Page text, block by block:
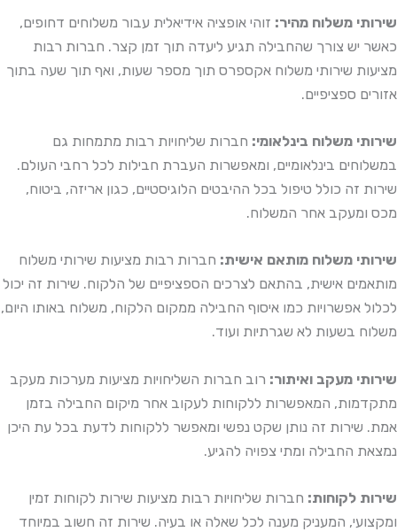
שירותי משלוח מהיר: זוהי אופציה אידיאלית עבור משלוחים דחופים,
כאשר יש צורך שהחבילה תגיע ליעדה תוך זמן קצר. חברות רבות
מציעות שירותי משלוח אקספרס תוך מספר שעות, ואף תוך שעה בתוך
אזורים ספציפיים.
שירותי משלוח בינלאומי: חברות שליחויות רבות מתמחות גם
במשלוחים בינלאומיים, ומאפשרות העברת חבילות לכל רחבי העולם.
שירות זה כולל טיפול בכל ההיבטים הלוגיסטיים, כגון אריזה, ביטוח,
מכס ומעקב אחר המשלוח.
שירותי משלוח מותאם אישית: חברות רבות מציעות שירותי משלוח
מותאמים אישית, בהתאם לצרכים הספציפיים של הלקוח. שירות זה יכול
לכלול אפשרויות כמו איסוף החבילה ממקום הלקוח, משלוח באותו היום,
משלוח בשעות לא שגרתיות ועוד.
שירותי מעקב ואיתור: רוב חברות השליחויות מציעות מערכות מעקב
מתקדמות, המאפשרות ללקוחות לעקוב אחר מיקום החבילה בזמן
אמת. שירות זה נותן שקט נפשי ומאפשר ללקוחות לדעת בכל עת היכן
נמצאת החבילה ומתי צפויה להגיע.
שירות לקוחות: חברות שליחויות רבות מציעות שירות לקוחות זמין
ומקצועי, המעניק מענה לכל שאלה או בעיה. שירות זה חשוב במיוחד